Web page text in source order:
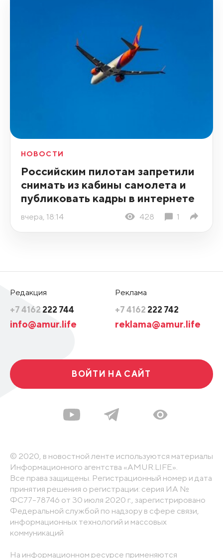
НОВОСТИ
Российским пилотам запретили
снимать из кабины самолета и
публиковать кадры в интернете
вчера, 18:14 428 1
Редакция
+7 4162 222 744
info@amur.life
Реклама
+7 4162 222 742
reklama@amur.life
ВОЙТИ НА САЙТ
© 2020, в новостной ленте используются материалы
Информационного агентства «AMUR.LIFE».
Все права защищены. Регистрационный номер и дата
принятия решения о регистрации: серия ИА №
ФС77-78746 от 30 июля 2020 г., зарегистрировано
Федеральной службой по надзору в сфере связи,
информационных технологий и массовых
коммуникаций
На информационном ресурсе применяются